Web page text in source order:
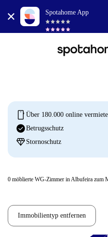
Spotahome App
mobile Über 180.000 online
check_circleBetrugsschutz
diamond Stornoschutz
0 möblierte WG-Zimmer in Albufeira zum
Immobilientyp entfernen